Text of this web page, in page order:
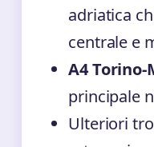
adriatica
centrale e
A4
principale
Ulteriori